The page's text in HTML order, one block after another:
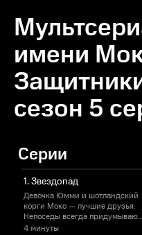
имени
сезон 5
Серии
1. Звездопад
Девочка Юмми и шотландский
корги Моко — лучшие друзья.
Непоседы всегда придумывают
что-то новое и интересное.
4 минуты